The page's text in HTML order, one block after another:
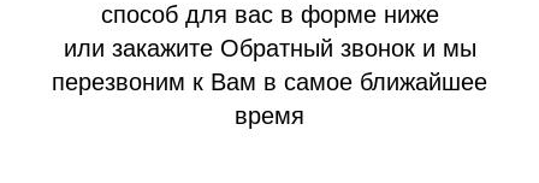
способ для вас в форме ниже
или закажите Обратный звонок и мы
перезвоним к Вам в самое ближайшее
время